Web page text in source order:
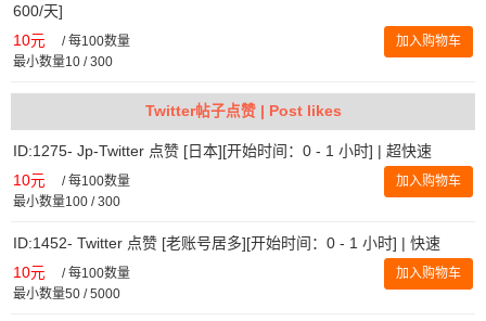
600/天]
10元 /每100数量
最小数量10 / 300
加入购物车
Twitter帖子点赞 | Post likes
ID:1275- Jp-Twitter 点赞 [日本][开始时间：0 - 1 小时] | 超快速
10元 /每100数量
最小数量100 / 300
加入购物车
ID:1452- Twitter 点赞 [老账号居多][开始时间：0 - 1 小时] | 快速
10元 /每100数量
最小数量50 / 5000
加入购物车